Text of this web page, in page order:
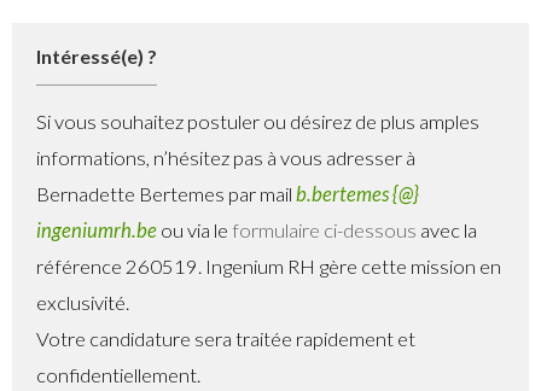
Intéressé(e) ?
Si vous souhaitez postuler ou désirez de plus amples
informations, n’hésitez pas à vous adresser à
Bernadette Bertemes par mail b.bertemes {@}
ingeniumrh.be ou via le formulaire ci-dessous avec la
référence 260519. Ingenium RH gère cette mission en
exclusivité.
Votre candidature sera traitée rapidement et
confidentiellement.